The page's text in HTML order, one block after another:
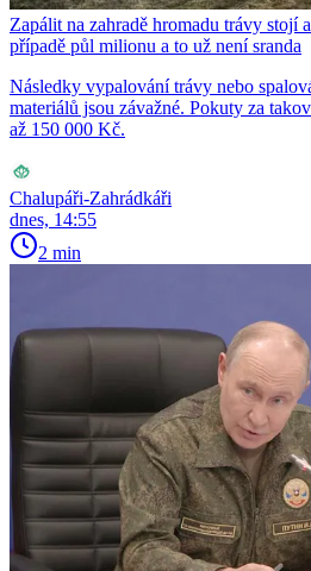
Zapálit na zahradě hromadu trávy stojí
případě půl milionu a to už není sranda
Následky vypalování trávy nebo
materiálů jsou závažné. Pokuty za
až 150 000 Kč.
Chalupáři-Zahrádkáři
dnes, 14:55
2 min